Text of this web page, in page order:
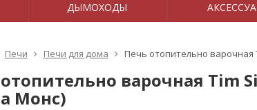
ДЫМОХОДЫ
Печи Печи для дома Печь отопительно варочная
варочная Tim
Монс)